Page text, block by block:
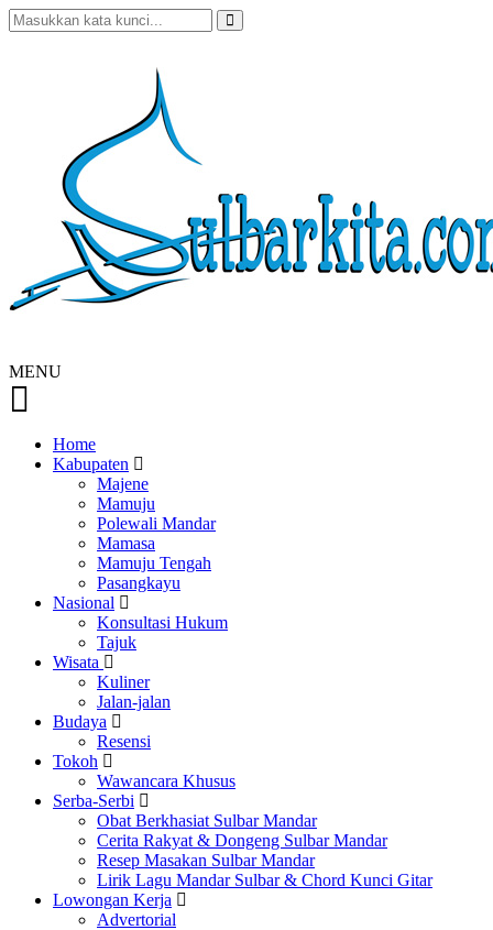
MENU
Home
Kabupaten
Majene
Mamuju
Polewali Mandar
Mamasa
Mamuju Tengah
Pasangkayu
Nasional
Konsultasi Hukum
Tajuk
Wisata
Kuliner
Jalan-jalan
Budaya
Resensi
Tokoh
Wawancara Khusus
Serba-Serbi
Obat Berkhasiat Sulbar Mandar
Cerita Rakyat & Dongeng Sulbar Mandar
Resep Masakan Sulbar Mandar
Lirik Lagu Mandar Sulbar & Chord Kunci Gitar
Lowongan Kerja
Advertorial